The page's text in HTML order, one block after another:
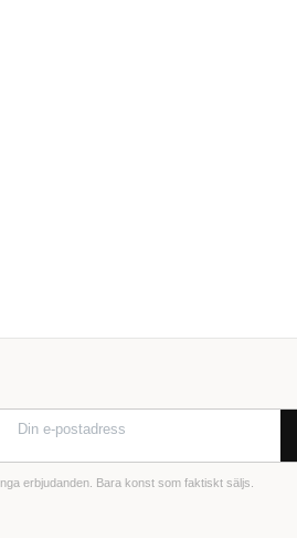
Inga erbjudanden. Bara konst som faktiskt säljs.